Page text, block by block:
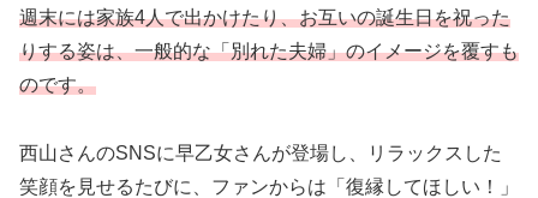
週末には家族4人で出かけたり、お互いの誕生日を祝った
りする姿は、一般的な「別れた夫婦」のイメージを覆すも
のです。
西山さんのSNSに早乙女さんが登場し、リラックスした
笑顔を見せるたびに、ファンからは「復縁してほしい！」